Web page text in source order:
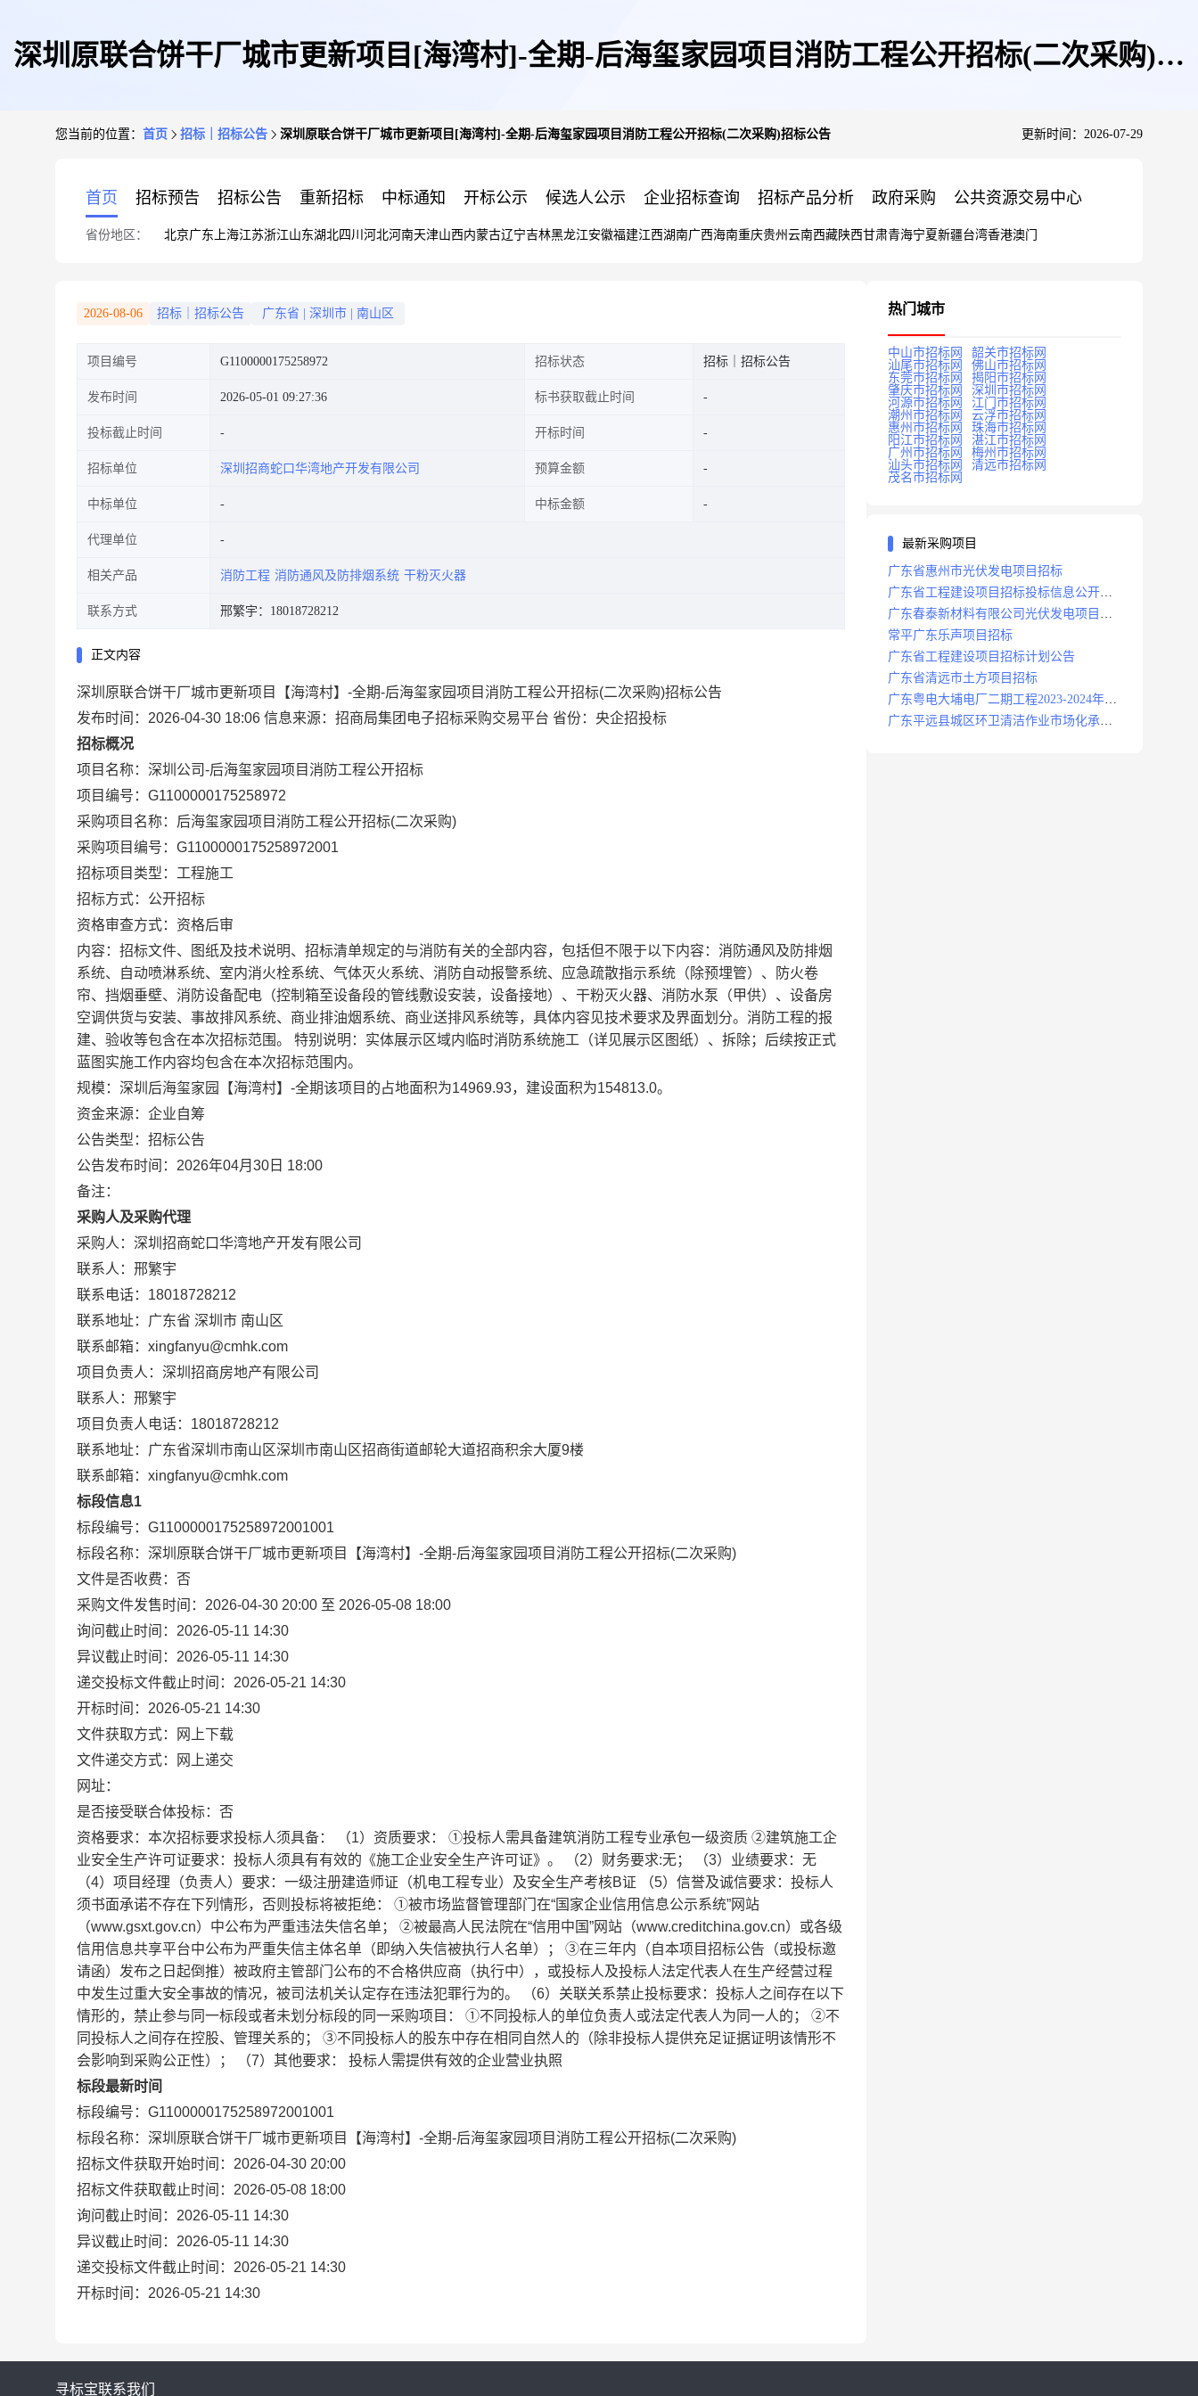
深圳原联合饼干厂城市更新项目[海湾村]-全期-后海玺家园项目消防工程公开招标(二次采购)招
您当前的位置： 首页 招标｜招标公告 深圳原联合饼干厂城市更新项目[海湾村]-全期-后海玺家园项目消防工程公开招标(二次采购)招标公告 更新时间：2026-07-29
首页 招标预告 招标公告 重新招标 中标通知 开标公示 候选人公示 企业招标查询 招标产品分析 政府采购 公共资源交易中心
省份地区： 北京广东 上海江苏浙江山东湖北四川 河北河南天津山西内蒙古辽宁吉林黑龙江安徽福建江西湖南广西海南重庆贵州 云南西藏陕西甘肃青海宁夏新疆台湾香港澳门
2026-08-06 招标｜招标公告 广东省 深圳市 南山区
项目编号 G1100000175258972 招标状态 招标｜招标公告
发布时间 2026-05-01 09:27:36 标书获取截止时间
投标截止时间 开标时间
招标单位 深圳招商蛇口华湾地产开发有限公司 预算金额
中标单位 中标金额
代理单位
相关产品 消防工程 消防通风及防排烟系统 干粉灭火器
联系方式 邢繁宇：18018728212
正文内容
深圳原联合饼干厂城市更新项目【海湾村】-全期-后海玺家园项目消防工程公开招标(二次采购)招标公告
发布时间：2026-04-30 18:06 信息来源： 招商局集团电子招标采购交易平台 省份：央企招投标
招标概况
项目名称：深圳公司-后海玺家园项目消防工程公开招标
项目编号：G1100000175258972
采购项目名称：后海玺家园项目消防工程公开招标(二次采购)
采购项目编号：G1100000175258972001
招标项目类型：工程施工
招标方式：公开招标
资格审查方式：资格后审
内容：招标文件、图纸及技术说明、招标清单规定的与消防有关的全部内容，包括但不限于以下内容：消防通风及防排烟
系统、自动喷淋系统、室内消火栓系统、气体灭火系统、消防自动报警系统、应急疏散指示系统（除预埋管）、防火卷
帘、挡烟垂壁、消防设备配电（控制箱至设备段的管线敷设安装，设备接地）、干粉灭火器、消防水泵（甲供）、设备房
空调供货与安装、事故排风系统、商业排油烟系统、商业送排风系统等，具体内容见技术要求及界面划分。消防工程的报
建、验收等包含在本次招标范围。 特别说明：实体展示区域内临时消防系统施工（详见展示区图纸）、拆除；后续按正式
蓝图实施工作内容均包含在本次招标范围内。
规模：深圳后海玺家园【海湾村】-全期该项目的占地面积为14969.93，建设面积为154813.0。
资金来源：企业自筹
公告类型：招标公告
公告发布时间：2026年04月30日 18:00
备注：
采购人及采购代理
采购人：深圳招商蛇口华湾地产开发有限公司
联系人：邢繁宇
联系电话：18018728212
联系地址：广东省 深圳市 南山区
联系邮箱：xingfanyu@cmhk.com
项目负责人：深圳招商房地产有限公司
联系人：邢繁宇
项目负责人电话：18018728212
联系地址：广东省深圳市南山区深圳市南山区招商街道邮轮大道招商积余大厦9楼
联系邮箱：xingfanyu@cmhk.com
标段信息1
标段编号：G1100000175258972001001
标段名称：深圳原联合饼干厂城市更新项目【海湾村】-全期-后海玺家园项目消防工程公开招标(二次采购)
文件是否收费：否
采购文件发售时间：2026-04-30 20:00 至 2026-05-08 18:00
询问截止时间：2026-05-11 14:30
异议截止时间：2026-05-11 14:30
递交投标文件截止时间：2026-05-21 14:30
开标时间：2026-05-21 14:30
文件获取方式：网上下载
文件递交方式：网上递交
网址：
是否接受联合体投标：否
资格要求：本次招标要求投标人须具备： （1）资质要求： ①投标人需具备建筑消防工程专业承包一级资质 ②建筑施工企
业安全生产许可证要求：投标人须具有有效的《施工企业安全生产许可证》。 （2）财务要求:无； （3）业绩要求：无
（4）项目经理（负责人）要求：一级注册建造师证（机电工程专业）及安全生产考核B证 （5）信誉及诚信要求：投标人
须书面承诺不存在下列情形，否则投标将被拒绝： ①被市场监督管理部门在“国家企业信用信息公示系统”网站
（www.gsxt.gov.cn）中公布为严重违法失信名单； ②被最高人民法院在“信用中国”网站（www.creditchina.gov.cn）或各级
信用信息共享平台中公布为严重失信主体名单（即纳入失信被执行人名单）； ③在三年内（自本项目招标公告（或投标邀
请函）发布之日起倒推）被政府主管部门公布的不合格供应商（执行中），或投标人及投标人法定代表人在生产经营过程
中发生过重大安全事故的情况，被司法机关认定存在违法犯罪行为的。 （6）关联关系禁止投标要求：投标人之间存在以下
情形的，禁止参与同一标段或者未划分标段的同一采购项目： ①不同投标人的单位负责人或法定代表人为同一人的； ②不
同投标人之间存在控股、管理关系的； ③不同投标人的股东中存在相同自然人的（除非投标人提供充足证据证明该情形不
会影响到采购公正性）； （7）其他要求： 投标人需提供有效的企业营业执照
标段最新时间
标段编号：G1100000175258972001001
标段名称：深圳原联合饼干厂城市更新项目【海湾村】-全期-后海玺家园项目消防工程公开招标(二次采购)
招标文件获取开始时间：2026-04-30 20:00
招标文件获取截止时间：2026-05-08 18:00
询问截止时间：2026-05-11 14:30
异议截止时间：2026-05-11 14:30
递交投标文件截止时间：2026-05-21 14:30
开标时间：2026-05-21 14:30
热门城市
中山市招标网
韶关市招标网
汕尾市招标网
佛山市招标网
东莞市招标网
揭阳市招标网
肇庆市招标网
深圳市招标网
河源市招标网
江门市招标网
潮州市招标网
云浮市招标网
惠州市招标网
珠海市招标网
阳江市招标网
湛江市招标网
广州市招标网
梅州市招标网
汕头市招标网
清远市招标网
茂名市招标网
最新采购项目
广东省惠州市光伏发电项目招标
广东省工程建设项目招标投标信息公开目
录
广东春泰新材料有限公司光伏发电项目招
标
常平广东乐声项目招标
广东省工程建设项目招标计划公告
广东省清远市土方项目招标
广东粤电大埔电厂二期工程2023-2024年度
安保服务项目招标公告
广东平远县城区环卫清洁作业市场化承包
寻标宝联系我们